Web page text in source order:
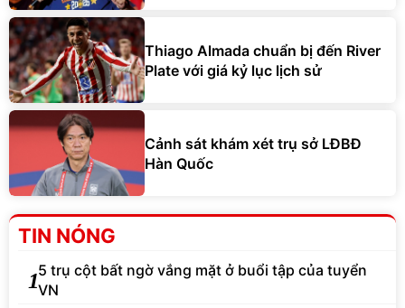
Thiago Almada chuẩn bị đến River
Plate với giá kỷ lục lịch sử
Cảnh sát khám xét trụ sở LĐBĐ
Hàn Quốc
TIN NÓNG
15 trụ cột bất ngờ vắng mặt ở buổi tập của tuyển
VN